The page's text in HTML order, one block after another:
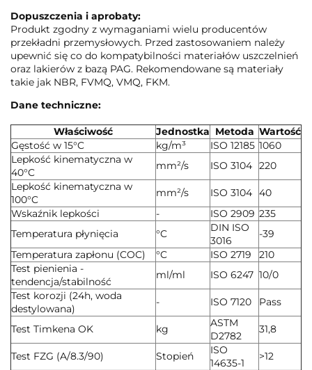
Dopuszczenia i aprobaty:
Produkt zgodny z wymaganiami wielu producentów
przekładni przemysłowych. Przed zastosowaniem należy
upewnić się co do kompatybilności materiałów uszczelnień
oraz lakierów z bazą PAG. Rekomendowane są materiały
takie jak NBR, FVMQ, VMQ, FKM.
Dane techniczne:
Właściwość Jednostka Metoda Wartość
Gęstość w 15°C
kg/m³ ISO 12185 1060
Lepkość kinematyczna w
40°C
mm²/s ISO 3104 220
Lepkość kinematyczna w
100°C
mm²/s ISO 3104 40
Wskaźnik lepkości
- ISO 2909 235
Temperatura płynięcia
°C
DIN ISO
3016
-39
Temperatura zapłonu (COC)
°C ISO 2719
210
Test pienienia -
tendencja/stabilność
ml/ml ISO 6247 10/0
Test korozji (24h, woda
destylowana)
- ISO 7120 Pass
Test Timkena OK kg
ASTM
D2782
31,8
Test FZG (A/8.3/90) Stopień
ISO
14635-1
>12